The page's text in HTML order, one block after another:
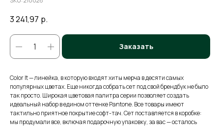
3 241,97 р.
Заказать
Color It — линейка, в которую входят хиты мерча в десяти самых
популярных цветах. Еще никогда собрать сет под свой брендбук не было
так просто. Широкая цветовая палитра серии позволяет создать
идеальный набор в едином оттенке Pantone. Все товары имеют
тактильно приятное покрытие софт-тач. Сет поставляется в коробке:
мы продумали все, включая подарочную упаковку, за вас — осталось